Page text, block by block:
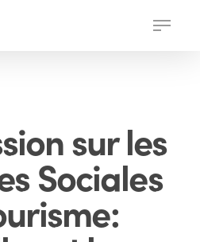
Menu
sur les
Sociales